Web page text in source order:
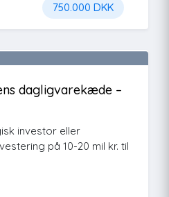
750.000 DKK
dagligvarekæde –
investor eller
på 10-20 mil kr. til